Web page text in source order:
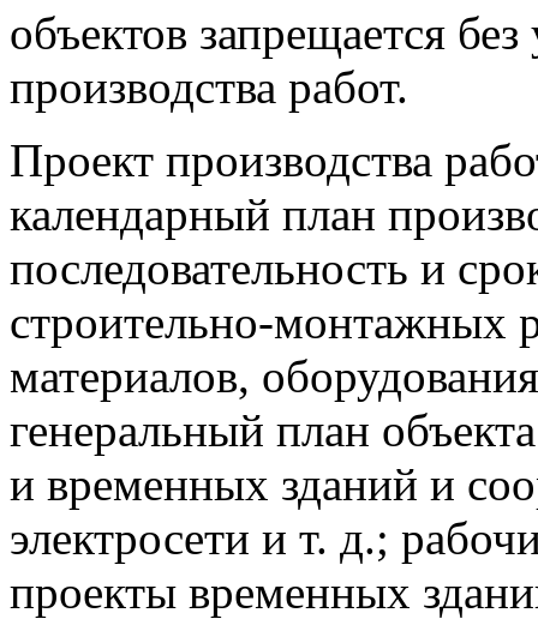
объектов запрещается
производства работ.
Проект производства
календарный план
последовательность и
строительно-монтажных
материалов,
генеральный план
и временных зданий и
электросети и т. д.;
проекты временных